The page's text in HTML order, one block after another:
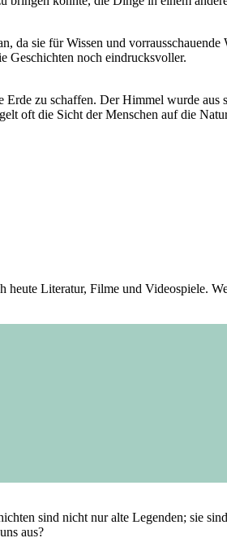
da⁢ sie für Wissen und vorrausschauende
Geschichten noch eindrucksvoller.
zu schaffen. Der ⁤Himmel wurde aus
oft die ⁤Sicht der Menschen auf die
Literatur, Filme und Videospiele.
sind nicht nur alte ‌Legenden; ⁢sie​
aus?